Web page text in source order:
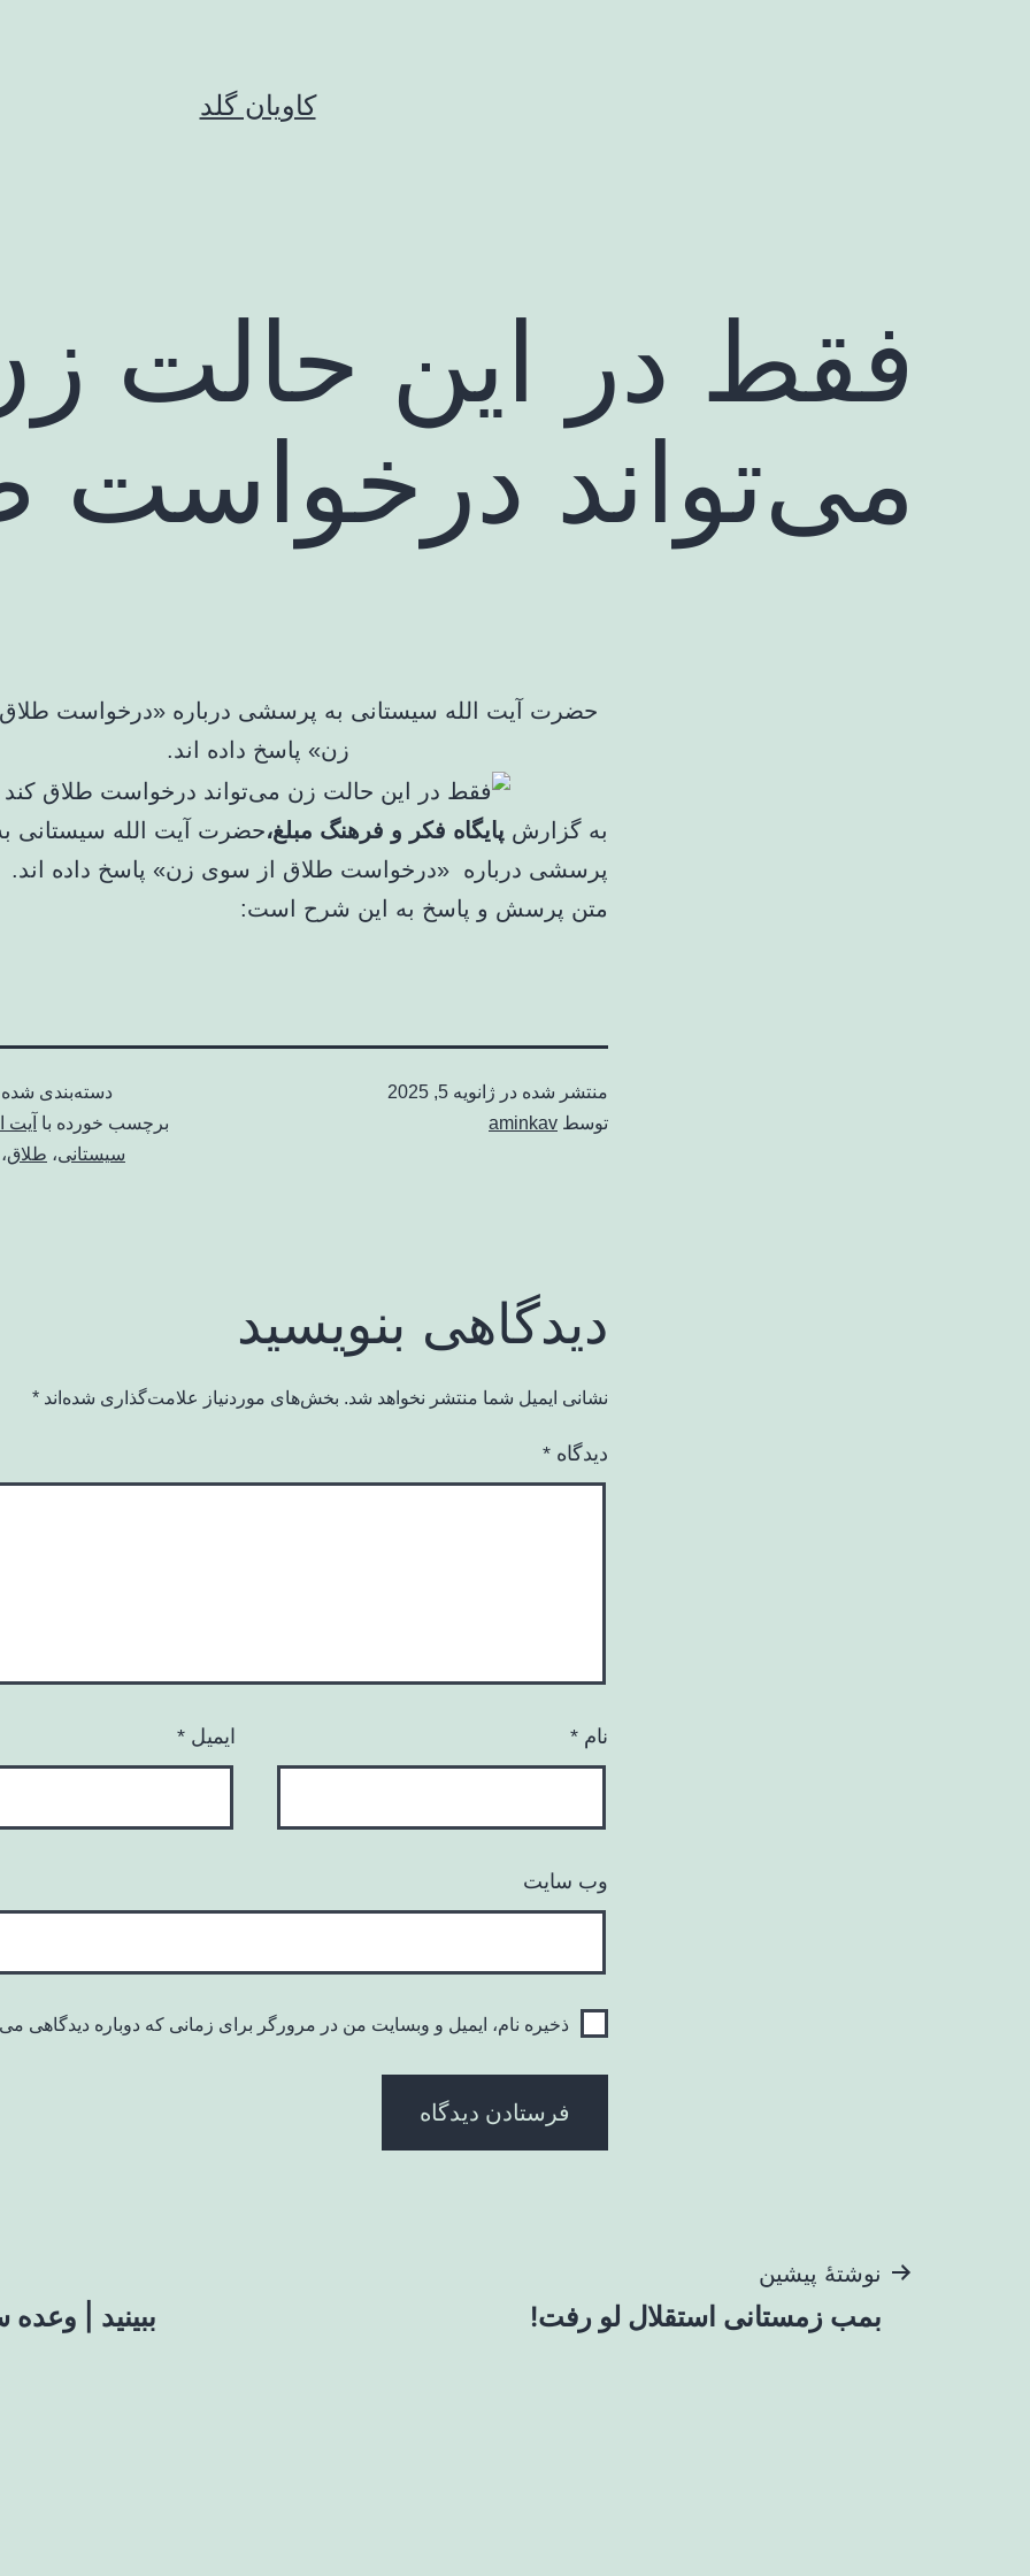
کاویان گلد
فقط در این حالت
می‌تواند درخواست
حضرت آیت الله سیستانی به پرسشی درباره «درخواست
زن» پاسخ داده اند.
به گزارش پایگاه فکر و فرهنگ مبلغ،حضرت آیت الله سیستانی
پرسشی درباره «درخواست طلاق از سوی زن» پاسخ داده اند.
متن پرسش و پاسخ به این شرح است:
منتشر شده در ژانویه 5, 2025
توسط aminkav
دسته‌بندی شده
برچسب خورده با آیت
سیستانی، طلاق،
دیدگاهی بنویسید
نشانی ایمیل شما منتشر نخواهد شد. بخش‌های موردنیاز علامت‌گذاری شده‌اند *
دیدگاه *
نام * ایمیل *
وب‌ سایت
ذخیره نام، ایمیل و وبسایت من در مرورگر برای زمانی که دوباره دیدگاهی
راهبری
نوشتهٔ پیشین
بمب زمستانی استقلال لو رفت!
ببینید |